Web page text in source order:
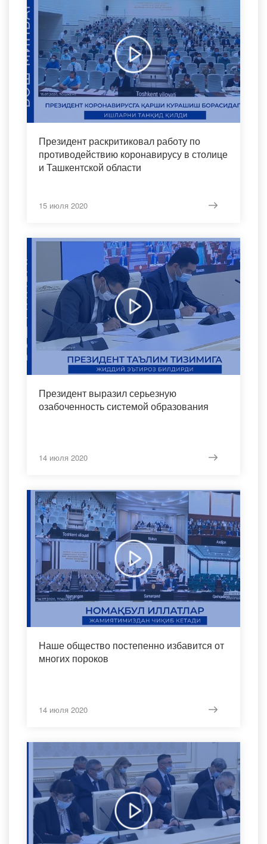
Президент раскритиковал работу по
противодействию коронавирусу в столице
и Ташкентской области
15 июля 2020
Президент выразил серьезную
озабоченность системой образования
14 июля 2020
Наше общество постепенно избавится от
многих пороков
14 июля 2020